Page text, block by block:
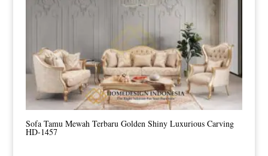
Sofa Tamu Mewah Terbaru Golden Shiny Luxurious Carving
HD-1457